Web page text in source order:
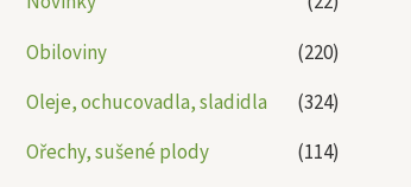
Obiloviny
(220)
Oleje, ochucovadla, sladidla
(324)
Ořechy, sušené plody
(114)